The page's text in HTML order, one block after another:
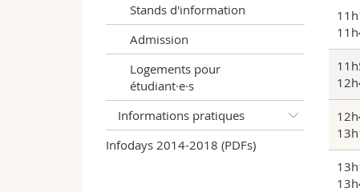
Stands d'information
Admission
Logements pour
étudiant·e·s
Informations pratiques
Infodays 2014-2018 (PDFs)